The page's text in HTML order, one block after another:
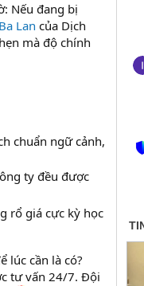
Nếu đang bị
Lan của Dịch
mà độ chính
chuẩn ngữ cảnh,
ty đều được
rổ giá cực kỳ học
lúc cần là có?
tư vấn 24/7. Đội